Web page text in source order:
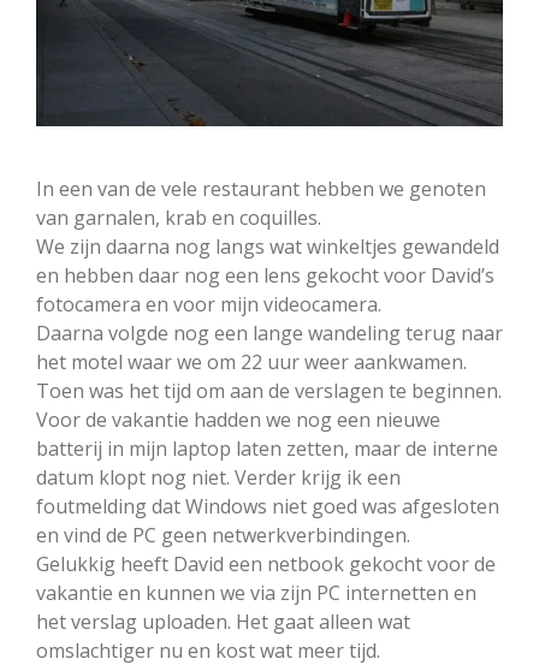
In een van de vele restaurant hebben we genoten
van garnalen, krab en coquilles.
We zijn daarna nog langs wat winkeltjes gewandeld
en hebben daar nog een lens gekocht voor David’s
fotocamera en voor mijn videocamera.
Daarna volgde nog een lange wandeling terug naar
het motel waar we om 22 uur weer aankwamen.
Toen was het tijd om aan de verslagen te beginnen.
Voor de vakantie hadden we nog een nieuwe
batterij in mijn laptop laten zetten, maar de interne
datum klopt nog niet. Verder krijg ik een
foutmelding dat Windows niet goed was afgesloten
en vind de PC geen netwerkverbindingen.
Gelukkig heeft David een netbook gekocht voor de
vakantie en kunnen we via zijn PC internetten en
het verslag uploaden. Het gaat alleen wat
omslachtiger nu en kost wat meer tijd.